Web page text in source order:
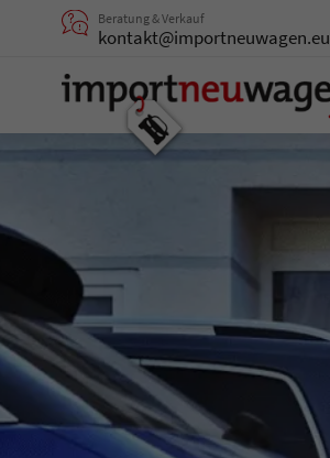
Beratung & Verkauf
kontakt@importneuwagen.eu